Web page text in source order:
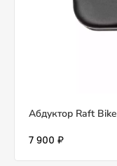
Абдуктор Raft Bike
7 900 ₽